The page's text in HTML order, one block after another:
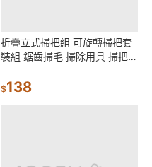
折疊立式掃把組 可旋轉掃把套
裝組 鋸齒掃毛 掃除用具 掃把
組 日創生活
$138